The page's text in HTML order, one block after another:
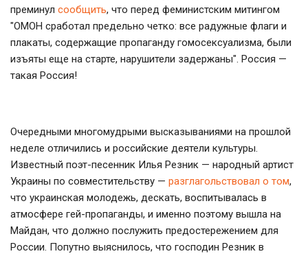
преминул сообщить, что перед феминистским митингом
"ОМОН сработал предельно четко: все радужные флаги и
плакаты, содержащие пропаганду гомосексуализма, были
изъяты еще на старте, нарушители задержаны". Россия —
такая Россия!
Очередными многомудрыми высказываниями на прошлой
неделе отличились и российские деятели культуры.
Известный поэт-песенник Илья Резник — народный артист
Украины по совместительству — разглагольствовал о том,
что украинская молодежь, дескать, воспитывалась в
атмосфере гей-пропаганды, и именно поэтому вышла на
Майдан, что должно послужить предостережением для
России. Попутно выяснилось, что господин Резник в